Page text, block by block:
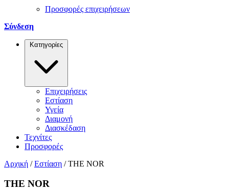
Προσφορές επιχειρήσεων
Σύνδεση
Κατηγορίες
Επιχειρήσεις
Εστίαση
Υγεία
Διαμονή
Διασκέδαση
Τεχνίτες
Προσφορές
Αρχική / Εστίαση / THE NOR
THE NOR